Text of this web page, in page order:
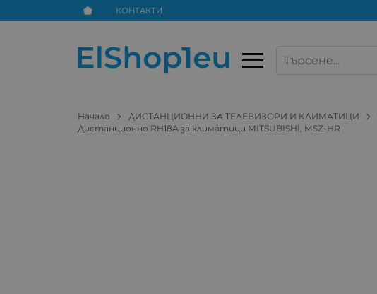
КОНТАКТИ
Начало ДИСТАНЦИОННИ ЗА ТЕЛЕВИЗОРИ И КЛИМАТИЦИ
Дистанционно RH18A за климатици MITSUBISHI, MSZ-HR